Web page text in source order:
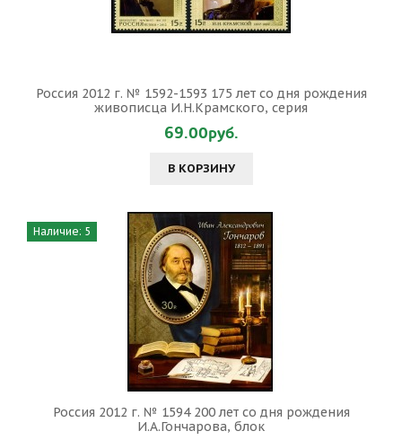
Россия 2012 г. № 1592-1593 175 лет со дня рождения
живописца И.Н.Крамского, серия
69.00руб.
В КОРЗИНУ
Наличие: 5
Россия 2012 г. № 1594 200 лет со дня рождения
И.А.Гончарова, блок